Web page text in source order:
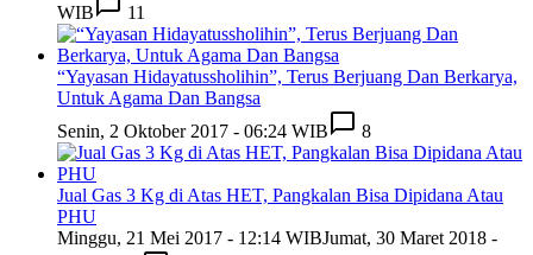
WIB
11
“Yayasan Hidayatussholihin”, Terus Berjuang Dan Berkarya,
Untuk Agama Dan Bangsa
Senin, 2 Oktober 2017 - 06:24 WIB
8
Jual Gas 3 Kg di Atas HET, Pangkalan Bisa Dipidana Atau
PHU
Minggu, 21 Mei 2017 - 12:14 WIBJumat, 30 Maret 2018 -